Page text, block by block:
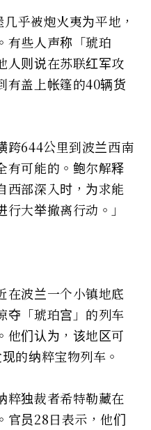
乎被炮火夷为平地，
有些人声称「琥珀
人则说在苏联红军攻
有盖上帐篷的40辆货
跨644公里到波兰西南
有可能的。鲍尔解释
西部深入时，为求能
大举撤离行动。」
在波兰一个小镇地底
夺「琥珀宫」的列车
他们认为，该地区可
的纳粹宝物列车。
粹独裁者希特勒藏在
官员28日表示，他们